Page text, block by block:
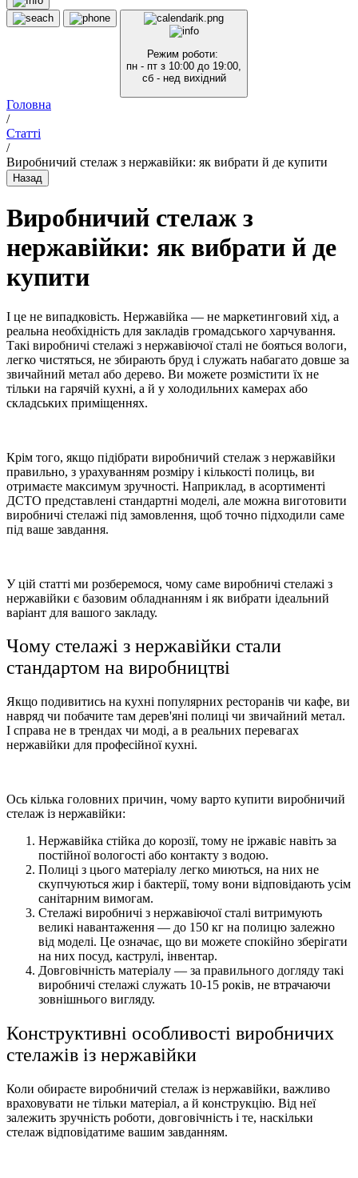
Режим роботи:
пн - пт з 10:00 до 19:00,
сб - нед вихідний
Головна
/
Статті
/
Виробничий стелаж з нержавійки: як вибрати й де купити
Виробничий стелаж з
нержавійки: як вибрати й де
купити
І це не випадковість. Нержавійка — не маркетинговий хід, а
реальна необхідність для закладів громадського харчування.
Такі виробничі стелажі з нержавіючої сталі не бояться вологи,
легко чистяться, не збирають бруд і служать набагато довше за
звичайний метал або дерево. Ви можете розмістити їх не
тільки на гарячій кухні, а й у холодильних камерах або
складських приміщеннях.
Крім того, якщо підібрати виробничий стелаж з нержавійки
правильно, з урахуванням розміру і кількості полиць, ви
отримаєте максимум зручності. Наприклад, в асортименті
ДСТО представлені стандартні моделі, але можна виготовити
виробничі стелажі під замовлення, щоб точно підходили саме
під ваше завдання.
У цій статті ми розберемося, чому саме виробничі стелажі з
нержавійки є базовим обладнанням і як вибрати ідеальний
варіант для вашого закладу.
Чому стелажі з нержавійки стали
стандартом на виробництві
Якщо подивитись на кухні популярних ресторанів чи кафе, ви
навряд чи побачите там дерев'яні полиці чи звичайний метал.
І справа не в трендах чи моді, а в реальних перевагах
нержавійки для професійної кухні.
Ось кілька головних причин, чому варто купити виробничий
стелаж із нержавійки:
Нержавійка стійка до корозії, тому не іржавіє навіть за
постійної вологості або контакту з водою.
Полиці з цього матеріалу легко миються, на них не
скупчуються жир і бактерії, тому вони відповідають усім
санітарним вимогам.
Стелажі виробничі з нержавіючої сталі витримують
великі навантаження — до 150 кг на полицю залежно
від моделі. Це означає, що ви можете спокійно зберігати
на них посуд, каструлі, інвентар.
Довговічність матеріалу — за правильного догляду такі
виробничі стелажі служать 10-15 років, не втрачаючи
зовнішнього вигляду.
Конструктивні особливості виробничих
стелажів із нержавійки
Коли обираєте виробничий стелаж із нержавійки, важливо
враховувати не тільки матеріал, а й конструкцію. Від неї
залежить зручність роботи, довговічність і те, наскільки
стелаж відповідатиме вашим завданням.